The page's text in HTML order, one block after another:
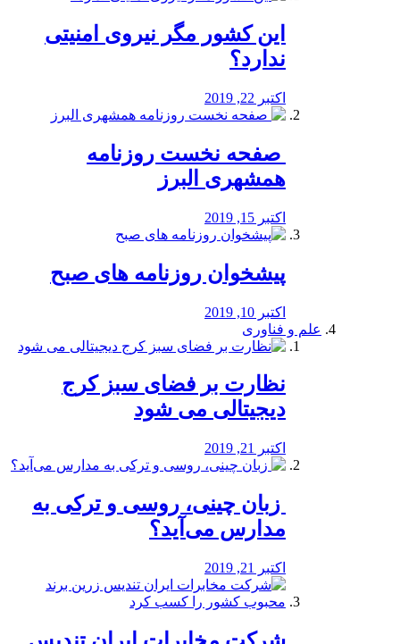
این کشور مگر نیروی امنیتی
ندارد؟
اکتبر 22, 2019
️ صفحه نخست روزنامه‌
همشهری البرز
اکتبر 15, 2019
پیشخوان روزنامه های صبح
اکتبر 10, 2019
علم و فناوری
نظارت بر فضای سبز کرج
دیجیتالی می شود
اکتبر 21, 2019
️ زبان چینی، روسی و ترکی به
مدارس می‌آید؟
اکتبر 21, 2019